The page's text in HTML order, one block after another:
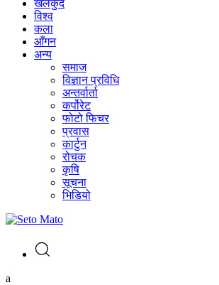
खेलकुद
विश्व
कला
आँगन
अन्य
समाज
विज्ञान प्रविधि
अन्तर्वार्ता
कर्पोरेट
फोटो फिचर
प्रवास
कार्टुन
रोचक
कृषि
सूचना
भिडियो
a